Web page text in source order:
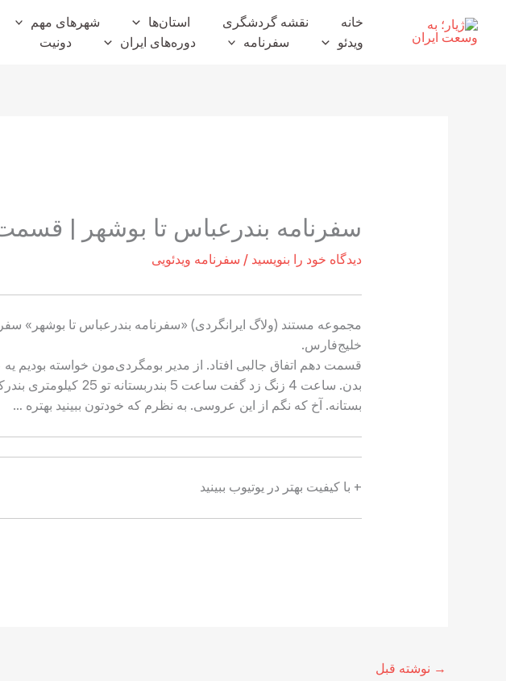
خانه نقشه گردشگری استان‌ها شهرهای مهم
ویدئو
سفرنامه دوره‌های ایران دونیت
سفرنامه بندرعباس تا بوشهر |‌ قسمت
دیدگاه‌ خود را بنویسید / سفرنامه ویدئویی
مجموعه مستند (ولاگ ایرانگردی) «سفرنامه بندرعباس تا
خلیج‌فارس.
قسمت دهم اتفاق جالبی افتاد. از مدیر بومگردی‌مون خواسته
بدن. ساعت 4 زنگ زد
بستانه. آخ که نگم از این عروسی. به نظرم که خودتون ببینید بهتره …
+‌ با کیفیت بهتر در یوتیوب ببینید
→ نوشته قبل